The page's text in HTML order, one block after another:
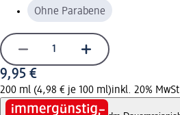
Ohne Parabene
9,95 €
200 ml (4,98 € je 100 ml)inkl. 20%